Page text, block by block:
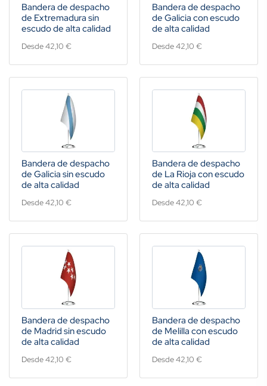
Bandera de despacho
de Extremadura sin
escudo de alta calidad
Desde 42,10 €
Bandera de despacho
de Galicia con escudo
de alta calidad
Desde 42,10 €
Bandera de despacho
de Galicia sin escudo
de alta calidad
Desde 42,10 €
Bandera de despacho
de La Rioja con escudo
de alta calidad
Desde 42,10 €
Bandera de despacho
de Madrid sin escudo
de alta calidad
Desde 42,10 €
Bandera de despacho
de Melilla con escudo
de alta calidad
Desde 42,10 €